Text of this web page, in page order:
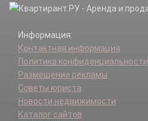
Информация:
Контактная информация
Политика конфиденциальности
Размещение рекламы
Советы юриста
Новости недвижимости
Каталог сайтов